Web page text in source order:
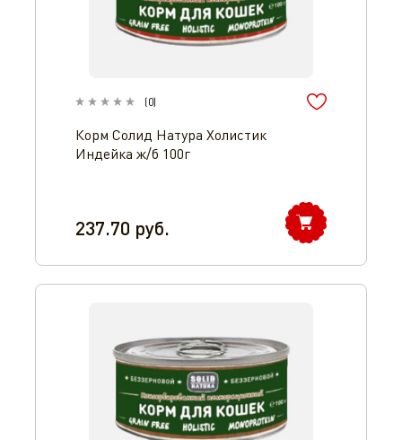
(0)
Корм Солид Натура Холистик
Индейка ж/б 100г
237.70 руб.